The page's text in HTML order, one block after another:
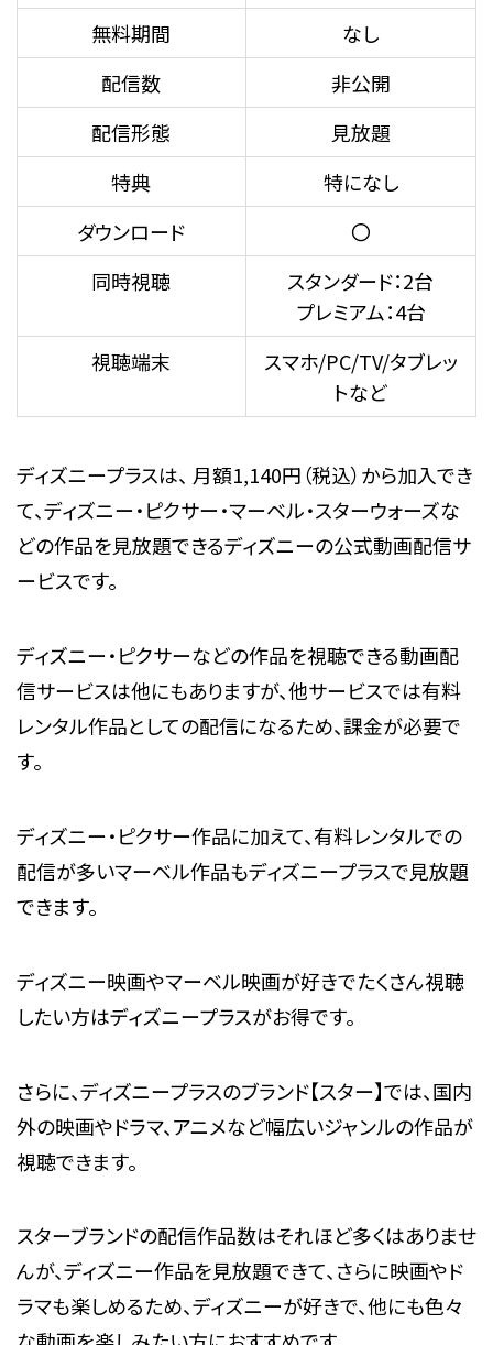
無料期間
なし
配信数
非公開
配信形態
見放題
特典
特になし
ダウンロード
〇
同時視聴
スタンダード：2台
プレミアム：4台
視聴端末
スマホ/PC/TV/タブレッ
トなど
ディズニープラスは、 月額1,140円（税込）から加入でき
て、ディズニー・ピクサー・マーベル・スターウォーズな
どの作品を見放題できるディズニーの公式動画配信サ
ービスです。
ディズニー・ピクサーなどの作品を視聴できる動画配
信サービスは他にもありますが、他サービスでは有料
レンタル作品としての配信になるため、課金が必要で
す。
ディズニー・ピクサー作品に加えて、有料レンタルでの
配信が多いマーベル作品もディズニープラスで見放題
できます。
ディズニー映画やマーベル映画が好きでたくさん視聴
したい方はディズニープラスがお得です。
さらに、ディズニープラスのブランド【スター】では、国内
外の映画やドラマ、アニメなど幅広いジャンルの作品が
視聴できます。
スターブランドの配信作品数はそれほど多くはありませ
んが、ディズニー作品を見放題できて、さらに映画やド
ラマも楽しめるため、ディズニーが好きで、他にも色々